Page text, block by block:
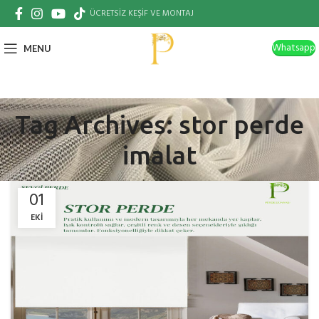
ÜCRETSİZ KEŞİF VE MONTAJ
MENU Whatsapp
Tag Archives: stor perde
imalat
01
EKI